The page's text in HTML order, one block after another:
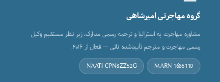
گروه مهاجرتی امیرشاهی
مشاوره مهاجرت به استرالیا و ترجمه رسمی مدارک، زیر نظر مستقیم وکیل
رسمی مهاجرت و مترجم تأییدشده ناتی — فعال از ۲۰۱۶.
MARN 1685110
NAATI CPN8ZZ52G